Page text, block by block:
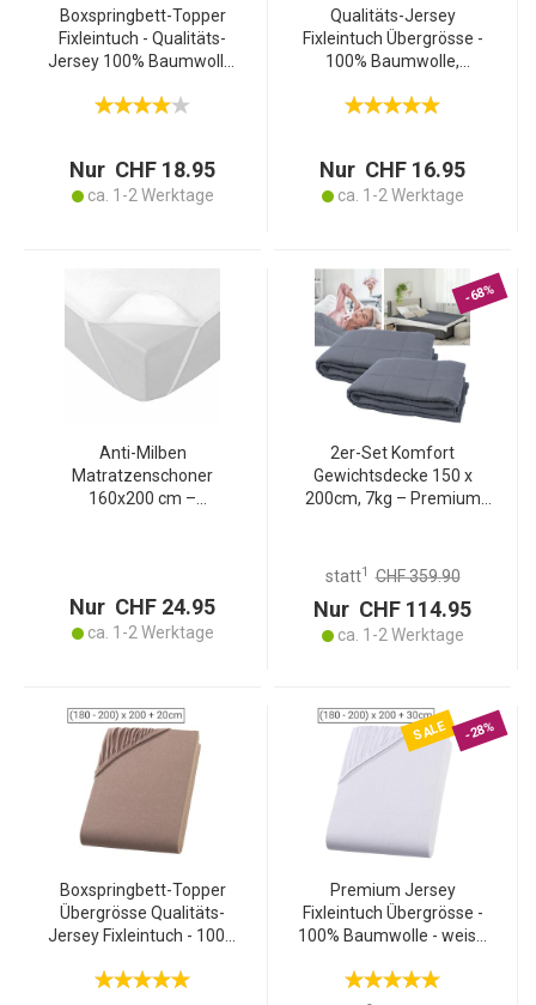
Boxspringbett-Topper
Fixleintuch - Qualitäts-
Jersey 100% Baumwolle,
100, 180-200x200x20cm,
Nur CHF 18.95
ca. 1-2 Werktage
Qualitäts-Jersey
Fixleintuch Übergrösse -
100% Baumwolle,
Öko-Tex Standard 100,
Nur CHF 16.95
ca. 1-2 Werktage
Anti-Milben
Matratzenschoner
160x200 cm –
Flecken, weiss
Nur CHF 24.95
ca. 1-2 Werktage
-68%
2er-Set Komfort
Gewichtsdecke 150 x
200cm, 7kg – Premium
besseren Schlaf &
statt1 CHF 359.90
Nur CHF 114.95
ca. 1-2 Werktage
Boxspringbett-Topper
Übergrösse Qualitäts-
Jersey Fixleintuch - 100%
Standard 100 - Nougat
SALE -28%
Premium Jersey
Fixleintuch Übergrösse -
100% Baumwolle - weiss,
Standard 100 -